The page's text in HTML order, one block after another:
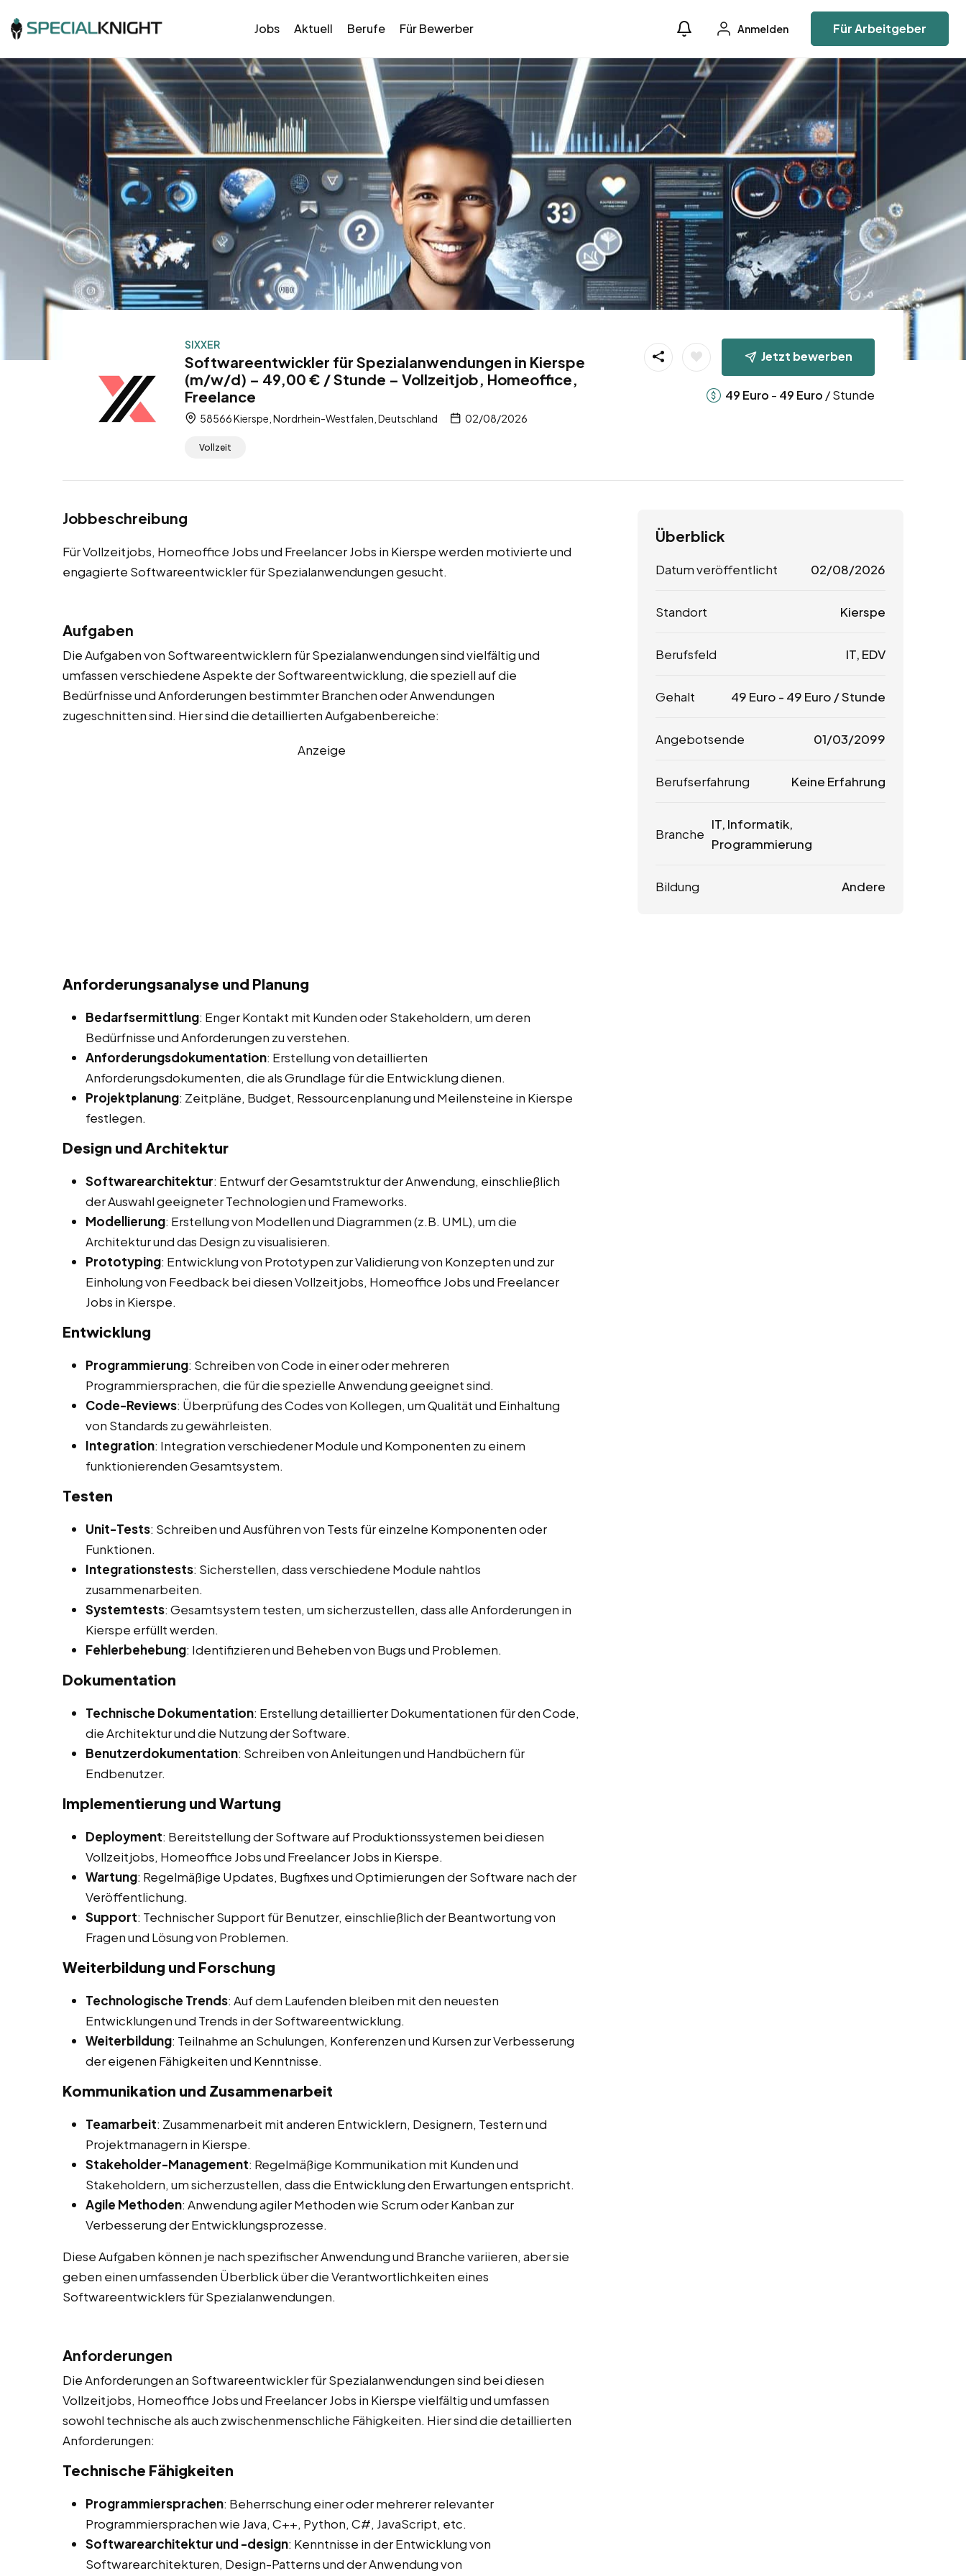
Jobs Aktuell Berufe Für Bewerber Anmelden Für Arbeitgeber
SIXXER
Softwareentwickler für Spezialanwendungen in Kierspe
(m/w/d) – 49,00 € / Stunde – Vollzeitjob, Homeoffice,
Freelance
58566 Kierspe, Nordrhein-Westfalen, Deutschland 02/08/2026
Vollzeit
Jetzt bewerben
49 Euro - 49 Euro / Stunde
Jobbeschreibung
Für Vollzeitjobs, Homeoffice Jobs und Freelancer Jobs in Kierspe werden motivierte und
engagierte Softwareentwickler für Spezialanwendungen gesucht.
Aufgaben
Die Aufgaben von Softwareentwicklern für Spezialanwendungen sind vielfältig und
umfassen verschiedene Aspekte der Softwareentwicklung, die speziell auf die
Bedürfnisse und Anforderungen bestimmter Branchen oder Anwendungen
zugeschnitten sind. Hier sind die detaillierten Aufgabenbereiche:
Anzeige
Anforderungsanalyse und Planung
Bedarfsermittlung: Enger Kontakt mit Kunden oder Stakeholdern, um deren
Bedürfnisse und Anforderungen zu verstehen.
Anforderungsdokumentation: Erstellung von detaillierten
Anforderungsdokumenten, die als Grundlage für die Entwicklung dienen.
Projektplanung: Zeitpläne, Budget, Ressourcenplanung und Meilensteine in Kierspe
festlegen.
Design und Architektur
Softwarearchitektur: Entwurf der Gesamtstruktur der Anwendung, einschließlich
der Auswahl geeigneter Technologien und Frameworks.
Modellierung: Erstellung von Modellen und Diagrammen (z.B. UML), um die
Architektur und das Design zu visualisieren.
Prototyping: Entwicklung von Prototypen zur Validierung von Konzepten und zur
Einholung von Feedback bei diesen Vollzeitjobs, Homeoffice Jobs und Freelancer
Jobs in Kierspe.
Entwicklung
Programmierung: Schreiben von Code in einer oder mehreren
Programmiersprachen, die für die spezielle Anwendung geeignet sind.
Code-Reviews: Überprüfung des Codes von Kollegen, um Qualität und Einhaltung
von Standards zu gewährleisten.
Integration: Integration verschiedener Module und Komponenten zu einem
funktionierenden Gesamtsystem.
Testen
Unit-Tests: Schreiben und Ausführen von Tests für einzelne Komponenten oder
Funktionen.
Integrationstests: Sicherstellen, dass verschiedene Module nahtlos
zusammenarbeiten.
Systemtests: Gesamtsystem testen, um sicherzustellen, dass alle Anforderungen in
Kierspe erfüllt werden.
Fehlerbehebung: Identifizieren und Beheben von Bugs und Problemen.
Dokumentation
Technische Dokumentation: Erstellung detaillierter Dokumentationen für den Code,
die Architektur und die Nutzung der Software.
Benutzerdokumentation: Schreiben von Anleitungen und Handbüchern für
Endbenutzer.
Implementierung und Wartung
Deployment: Bereitstellung der Software auf Produktionssystemen bei diesen
Vollzeitjobs, Homeoffice Jobs und Freelancer Jobs in Kierspe.
Wartung: Regelmäßige Updates, Bugfixes und Optimierungen der Software nach der
Veröffentlichung.
Support: Technischer Support für Benutzer, einschließlich der Beantwortung von
Fragen und Lösung von Problemen.
Weiterbildung und Forschung
Technologische Trends: Auf dem Laufenden bleiben mit den neuesten
Entwicklungen und Trends in der Softwareentwicklung.
Weiterbildung: Teilnahme an Schulungen, Konferenzen und Kursen zur Verbesserung
der eigenen Fähigkeiten und Kenntnisse.
Kommunikation und Zusammenarbeit
Teamarbeit: Zusammenarbeit mit anderen Entwicklern, Designern, Testern und
Projektmanagern in Kierspe.
Stakeholder-Management: Regelmäßige Kommunikation mit Kunden und
Stakeholdern, um sicherzustellen, dass die Entwicklung den Erwartungen entspricht.
Agile Methoden: Anwendung agiler Methoden wie Scrum oder Kanban zur
Verbesserung der Entwicklungsprozesse.
Diese Aufgaben können je nach spezifischer Anwendung und Branche variieren, aber sie
geben einen umfassenden Überblick über die Verantwortlichkeiten eines
Softwareentwicklers für Spezialanwendungen.
Anforderungen
Die Anforderungen an Softwareentwickler für Spezialanwendungen sind bei diesen
Vollzeitjobs, Homeoffice Jobs und Freelancer Jobs in Kierspe vielfältig und umfassen
sowohl technische als auch zwischenmenschliche Fähigkeiten. Hier sind die detaillierten
Anforderungen:
Technische Fähigkeiten
Programmiersprachen: Beherrschung einer oder mehrerer relevanter
Programmiersprachen wie Java, C++, Python, C#, JavaScript, etc.
Softwarearchitektur und -design: Kenntnisse in der Entwicklung von
Softwarearchitekturen, Design-Patterns und der Anwendung von
Überblick
Datum veröffentlicht 02/08/2026
Standort Kierspe
Berufsfeld IT, EDV
Gehalt 49 Euro - 49 Euro / Stunde
Angebotsende 01/03/2099
Berufserfahrung Keine Erfahrung
Branche
IT, Informatik,
Programmierung
Bildung Andere